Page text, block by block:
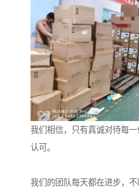
我们相信，只有真诚对待每
认可。
我们的团队每天都在进步，